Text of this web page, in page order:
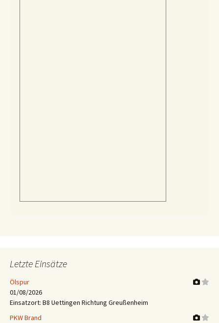
Letzte Einsätze
Ölspur
01/08/2026
Einsatzort: B8 Uettingen Richtung Greußenheim
PKW Brand